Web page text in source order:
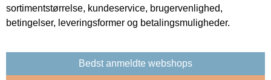
sortimentstørrelse, kundeservice, brugervenlighed,
betingelser, leveringsformer og betalingsmuligheder.
Bedst anmeldte webshops